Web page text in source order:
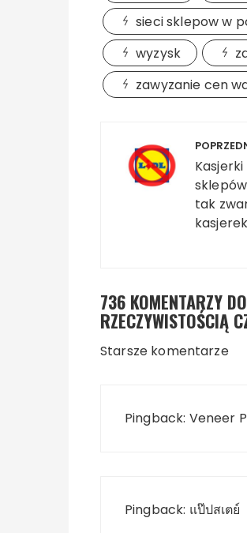
sieci sklepow w
wyzysk
zawyzanie cen
Nawigacja
Kasjerki
tak
736 KOMENTARZY
RZECZYWISTOŚCIĄ
Nawigacja
Starsze komentarze
Pingback: Veneer
Pingback: แป๊ปสเตย์